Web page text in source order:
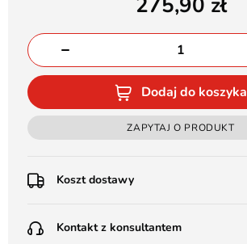
Dodaj do koszyka
ZAPYTAJ O PRODUKT
Koszt dostawy
Poczta Polska Kurier 48H - 11 zł
Kontakt z konsultantem